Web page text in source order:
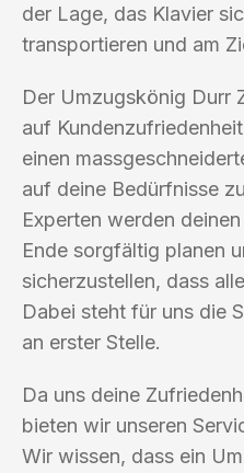
der Lage, das Klavier
transportieren und am
Der Umzugskönig Durr
auf
einen
auf deine Bedürfnisse
Experten werden
Ende sorgfältig planen
sicherzustellen, dass
Dabei steht für uns die
an erster Stelle.
Da uns deine
bieten wir unseren
Wir wissen, dass ein